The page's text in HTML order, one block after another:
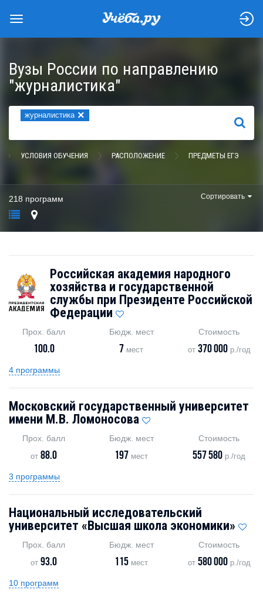
Вузы России по направлению
"журналистика"
журналистика ×
НАЙТИ
УСЛОВИЯ ОБУЧЕНИЯ РАСПОЛОЖЕНИЕ ПРЕДМЕТЫ ЕГЭ
218 программ Сортировать
Российская академия народного
хозяйства и государственной
службы при Президенте Российской
Федерации
Прох. балл
100.0
Бюдж. мест
7 мест
Стоимость
от 370 000р./год
4 программы
Московский государственный университет
имени М.В. Ломоносова
Прох. балл
от88.0
Бюдж. мест
197 мест
Стоимость
557 580 р./год
3 программы
Национальный исследовательский
университет «Высшая школа экономики»
Прох. балл
от93.0
Бюдж. мест
115 мест
Стоимость
от 580 000р./год
10 программ